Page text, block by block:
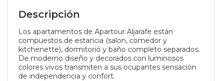
Descripción
Los apartamentos de Apartour Aljarafe están
compuestos de estancia (salon, comedor y
kitchenette), dormitorio y baño completo separados.
De moderno diseño y decorados con luminosos
colores vivos transmiten a sus ocupantes sensación
de independencia y confort.